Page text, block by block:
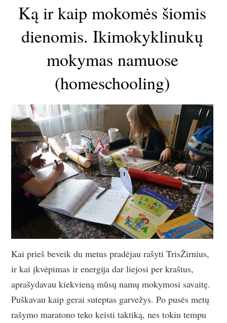
Ką ir kaip mokomės šiomis
dienomis. Ikimokyklinukų
mokymas namuose
(homeschooling)
Kai prieš beveik du metus pradėjau rašyti TrisŽirnius,
ir kai įkvėpimas ir energija dar liejosi per kraštus,
aprašydavau kiekvieną mūsų namų mokymosi savaitę.
Puškavau kaip gerai suteptas garvežys. Po pusės metų
rašymo maratono teko keisti taktiką, nes tokiu tempu